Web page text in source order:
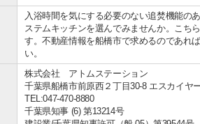
入浴時間を気にする必要のない追焚機能の
ステムキッチンを選んでみませんか。こち
す。不動産情報を船橋市で求めるのであれ
い。
株式会社 アトムステーション
千葉県船橋市前原西２丁目30-8 エスカイヤ
TEL:047-470-8880
千葉県知事 (6) 第13214号